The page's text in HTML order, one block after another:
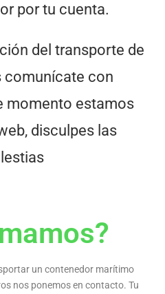
por tu cuenta.
del transporte de
comunícate con
momento estamos
disculpes las
un contenedor marítimo
nos ponemos en contacto. Tu